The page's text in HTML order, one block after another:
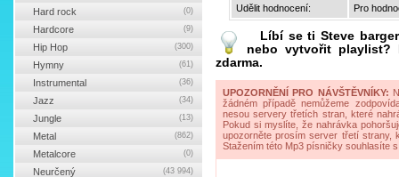
Udělit hodnocení:
Pro
Líbí se tiSteve
nebo vytvořit playlist?
zdarma.
UPOZORNĚNÍ PRO NÁVŠTĚVNÍKY:
žádném případě nemůžeme
nesou servery třetích stran, které
Pokud si myslíte, že nahrávka
upozorněte prosím server třetí strany,
Stažením této Mp3 písničky souhlasíte
Hard rock (0)
Hardcore (9)
Hip Hop (300)
Hymny (61)
Instrumental (36)
Jazz (34)
Jungle (13)
Metal (862)
Metalcore (0)
Neurčený (43 994)